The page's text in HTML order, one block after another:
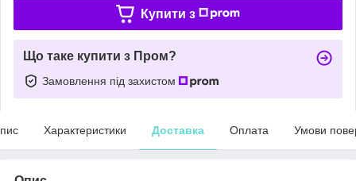
Купити з
Що таке купити з Пром?
Замовлення під захистом
Характеристики Доставка Оплата Умови